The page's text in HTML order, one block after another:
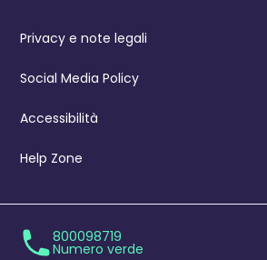
Privacy e note legali
Social Media Policy
Accessibilità
Help Zone
800098719
Numero verde